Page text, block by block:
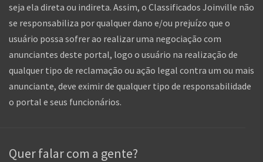
seja ela direta ou indireta. Assim, o Classificados Joinville não
se responsabiliza por qualquer dano e/ou prejuízo que o
usuário possa sofrer ao realizar uma negociação com
anunciantes deste portal, logo o usuário na realização de
qualquer tipo de reclamação ou ação legal contra um ou mais
anunciante, deve eximir de qualquer tipo de responsabilidade
o portal e seus funcionários.
Quer falar com a gente?